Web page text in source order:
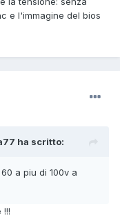
e l'immagine del bios
ha scritto:
a piu di 100v a